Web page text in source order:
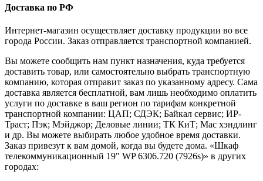
Доставка по РФ
Интернет-магазин осуществляет доставку продукции во все
города России. Заказ отправляется транспортной компанией.
Вы можете сообщить нам пункт назначения, куда требуется
доставить товар, или самостоятельно выбрать транспортную
компанию, которая отправит заказ по указанному адресу. Сама
доставка является бесплатной, вам лишь необходимо оплатить
услуги по доставке в ваш регион по тарифам конкретной
транспортной компании: ЦАП; СДЭК; Байкал сервис; ИР-
Траст; Пэк; Мэйджор; Деловые линии; ТК КиТ; Мас хэндлинг
и др. Вы можете выбирать любое удобное время доставки.
Заказ привезут к вам домой, когда вы будете дома. «Шкаф
телекоммуникационный 19" WP 6306.720 (7926s)» в других
городах: